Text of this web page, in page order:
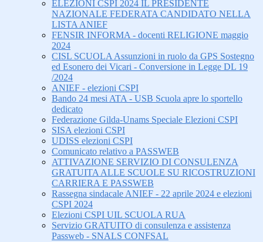
ELEZIONI CSPI 2024 IL PRESIDENTE
NAZIONALE FEDERATA CANDIDATO NELLA
LISTA ANIEF
FENSIR INFORMA - docenti RELIGIONE maggio
2024
CISL SCUOLA Assunzioni in ruolo da GPS Sostegno
ed Esonero dei Vicari - Conversione in Legge DL 19
/2024
ANIEF - elezioni CSPI
Bando 24 mesi ATA - USB Scuola apre lo sportello
dedicato
Federazione Gilda-Unams Speciale Elezioni CSPI
SISA elezioni CSPI
UDISS elezioni CSPI
Comunicato relativo a PASSWEB
ATTIVAZIONE SERVIZIO DI CONSULENZA
GRATUITA ALLE SCUOLE SU RICOSTRUZIONI
CARRIERA E PASSWEB
Rassegna sindacale ANIEF - 22 aprile 2024 e elezioni
CSPI 2024
Elezioni CSPI UIL SCUOLA RUA
Servizio GRATUITO di consulenza e assistenza
Passweb - SNALS CONFSAL